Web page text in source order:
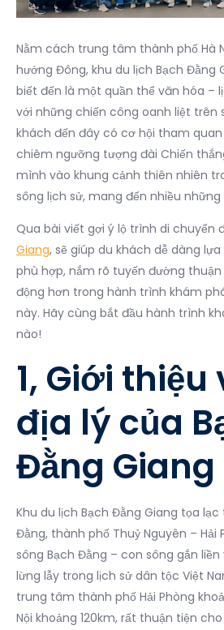
Nằm cách trung tâm thành phố Hà
hướng Đông, khu du lịch Bạch Đằng
biết đến là một quần thể văn hóa –
với những chiến công oanh liệt trên
khách đến đây có cơ hội tham
chiêm ngưỡng tượng đài Chiến
mình vào khung cảnh thiên nhiên
sông lịch sử, mang đến nhiều
Qua bài viết gợi ý lộ trình di chuyển
Giang, sẽ giúp du khách dễ dàng
phù hợp, nắm rõ tuyến đường
động hơn trong hành trình khám
này. Hãy cùng bắt đầu hành trình
nào!
1, Giới thiệu
địa lý của
Đằng Giang
Khu du lịch Bạch Đằng Giang tọa lạc
Đằng, thành phố Thuỷ Nguyên – Hải
sông Bạch Đằng – con sông gắn
lừng lẫy trong lịch sử dân tộc Việt
trung tâm thành phố Hải Phòng
Nội khoảng 120km, rất thuận tiện